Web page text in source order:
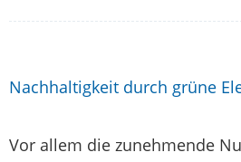
Nachhaltigkeit durch grüne
Vor allem die zunehmende